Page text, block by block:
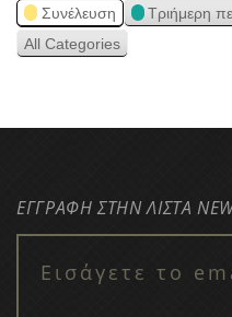
Συνέλευση
Τριήμερη
All Categories
ΕΓΓΡΑΦΗ ΣΤΗΝ ΛΙΣΤΑ